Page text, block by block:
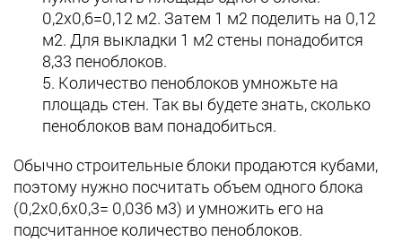
0,2х0,6=0,12 м2. Затем 1 м2 поделить на 0,12
м2. Для выкладки 1 м2 стены понадобится
8,33 пеноблоков.
Количество пеноблоков умножьте на
площадь стен. Так вы будете знать, сколько
пеноблоков вам понадобиться.
Обычно строительные блоки продаются кубами,
поэтому нужно посчитать объем одного блока
(0,2х0,6х0,3= 0,036 м3) и умножить его на
подсчитанное количество пеноблоков.